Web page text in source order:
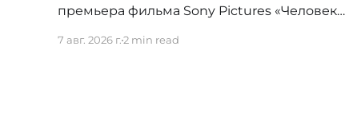
премьера фильма Sony Pictures «Человек-
день картина установила новый
7 авг. 2026 г.2 min read